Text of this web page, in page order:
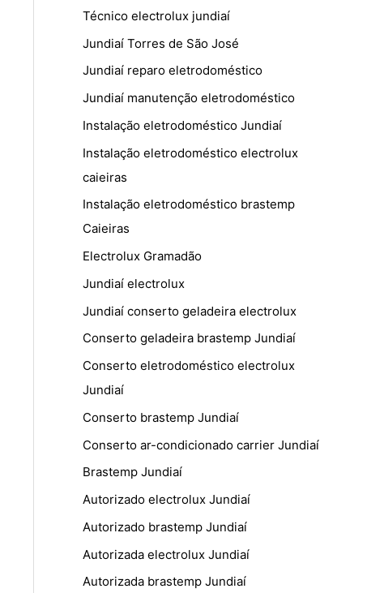
Técnico electrolux jundiaí
Jundiaí Torres de São José
Jundiaí reparo eletrodoméstico
Jundiaí manutenção eletrodoméstico
Instalação eletrodoméstico Jundiaí
Instalação eletrodoméstico electrolux
caieiras
Instalação eletrodoméstico brastemp
Caieiras
Electrolux Gramadão
Jundiaí electrolux
Jundiaí conserto geladeira electrolux
Conserto geladeira brastemp Jundiaí
Conserto eletrodoméstico electrolux
Jundiaí
Conserto brastemp Jundiaí
Conserto ar-condicionado carrier Jundiaí
Brastemp Jundiaí
Autorizado electrolux Jundiaí
Autorizado brastemp Jundiaí
Autorizada electrolux Jundiaí
Autorizada brastemp Jundiaí